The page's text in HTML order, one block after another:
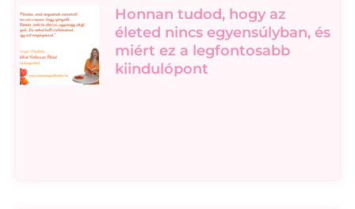
Honnan tudod, hogy az
életed nincs egyensúlyban, és
miért ez a legfontosabb
kiindulópont